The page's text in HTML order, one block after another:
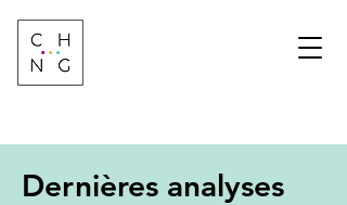
Dernières analyses